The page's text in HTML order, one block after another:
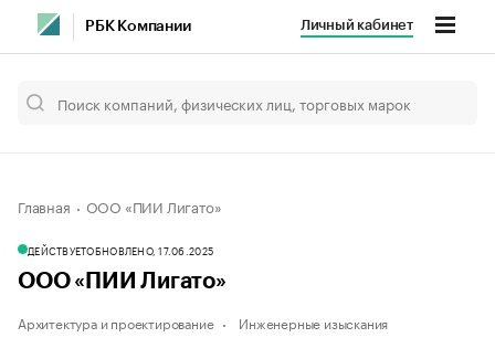
РБК Компании Личный кабинет
Главная ООО «ПИИ Лигато»
ДЕЙСТВУЕТОБНОВЛЕНО, 17.06.2025
ООО «ПИИ Лигато»
Архитектура и проектирование Инженерные изыскания